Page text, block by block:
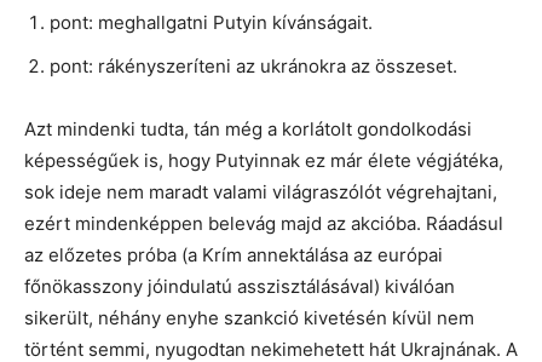
pont: meghallgatni Putyin kívánságait.
pont: rákényszeríteni az ukránokra az összeset.
Azt mindenki tudta, tán még a korlátolt gondolkodási
képességűek is, hogy Putyinnak ez már élete végjátéka,
sok ideje nem maradt valami világraszólót végrehajtani,
ezért mindenképpen belevág majd az akcióba. Ráadásul
az előzetes próba (a Krím annektálása az európai
főnökasszony jóindulatú asszisztálásával) kiválóan
sikerült, néhány enyhe szankció kivetésén kívül nem
történt semmi, nyugodtan nekimehetett hát Ukrajnának. A